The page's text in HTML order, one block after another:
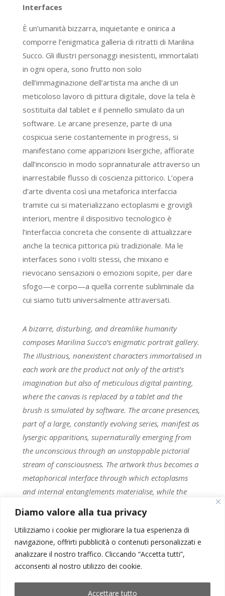
Diamo valore alla tua privacy
Utilizziamo i cookie per migliorare la tua esperienza di
navigazione, offrirti pubblicità o contenuti personalizzati e
analizzare il nostro traffico. Cliccando “Accetta tutti”,
acconsenti al nostro utilizzo dei cookie.
Accettare tutto
Interfaces
Ѐ un’umanità bizzarra, inquietante e onirica a
comporre l’enigmatica galleria di ritratti di Marilina
Succo. Gli illustri personaggi inesistenti, immortalati
in ogni opera, sono frutto non solo
dell’immaginazione dell’artista ma anche di un
meticoloso lavoro di pittura digitale, dove la tela è
sostituita dal tablet e il pennello simulato da un
software. Le arcane presenze, parte di una
cospicua serie costantemente in progress, si
manifestano come apparizioni lisergiche, affiorate
dall’inconscio in modo soprannaturale attraverso un
inarrestabile flusso di coscienza pittorico. L’opera
d’arte diventa così una metaforica interfaccia
tramite cui si materializzano ectoplasmi e grovigli
interiori, mentre il dispositivo tecnologico è
l’interfaccia concreta che consente di attualizzare
anche la tecnica pittorica più tradizionale. Ma le
interfaces sono i volti stessi, che mixano e
rievocano sensazioni o emozioni sopite, per dare
sfogo—e corpo—a quella corrente subliminale da
cui siamo tutti universalmente attraversati.
A bizarre, disturbing, and dreamlike humanity
composes Marilina Succo’s enigmatic portrait gallery.
The illustrious, nonexistent characters immortalised in
each work are the product not only of the artist’s
imagination but also of meticulous digital painting,
where the canvas is replaced by a tablet and the
brush is simulated by software. The arcane presences,
part of a large, constantly evolving series, manifest as
lysergic apparitions, supernaturally emerging from
the unconscious through an unstoppable pictorial
stream of consciousness. The artwork thus becomes a
metaphorical interface through which ectoplasms
and internal entanglements materialise, while the
allows even the most traditional painting technique to
be updated. But the interfaces are the faces
themselves, which mix and evoke dormant sensations
or emotions, to give vent ̶ and body ̶ to that subliminal